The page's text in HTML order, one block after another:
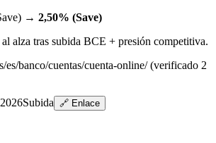
→ 2,50% (Save)
alza tras subida BCE + presión competitiva.
es/banco/cuentas/cuenta-online/ (verificado 2
Subida 🔗 Enlace